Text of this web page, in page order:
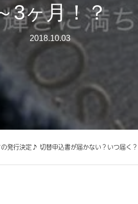
3ヶ月！？
2018.10.03
の発行決定♪ 切替申込書が届かない？いつ届く